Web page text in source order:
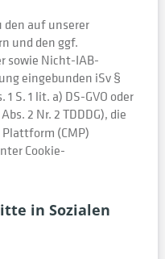
auf unserer
und den ggf.
sowie Nicht-IAB-
eingebunden iSv §
1 S. 1 lit. a) DS-GVO oder
2 Nr. 2 TDDDG), die
(CMP)
Cookie-
in Sozialen